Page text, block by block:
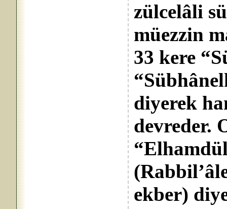
zülcelâli
müezzin
33 kere
diyerek
devreder.
ekber)